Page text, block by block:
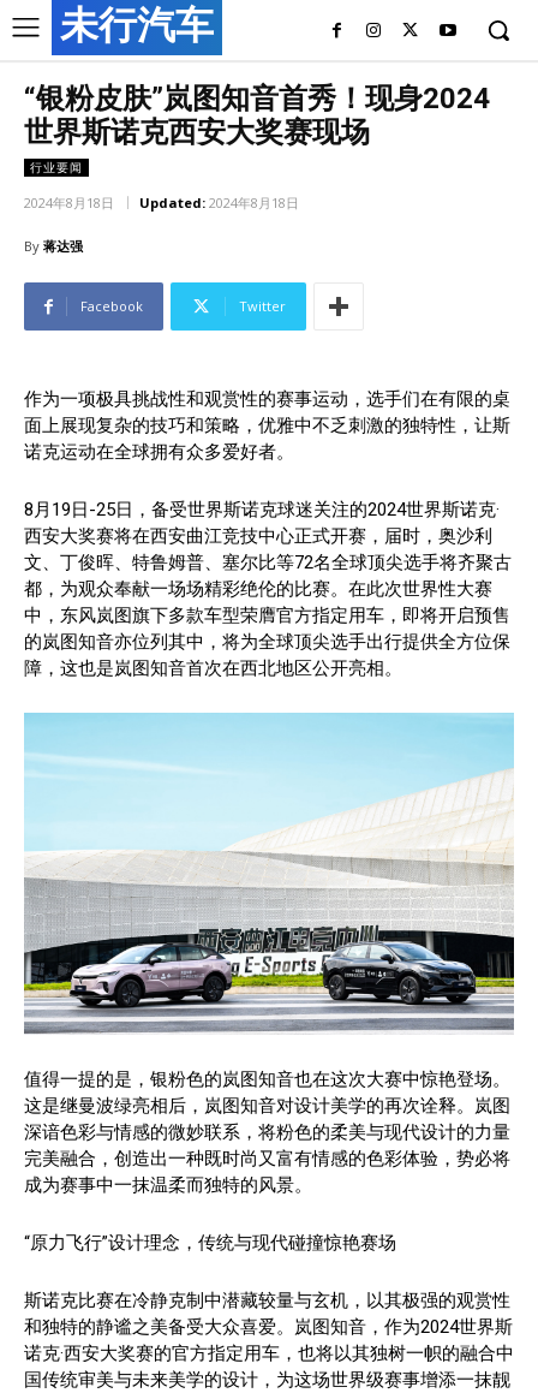
未行汽车
“银粉皮肤”岚图知音首秀！现身2024
世界斯诺克西安大奖赛现场
行业要闻
2024年8月18日 Updated: 2024年8月18日
By 蒋达强
Facebook Twitter
作为一项极具挑战性和观赏性的赛事运动，选手们在有限的桌
面上展现复杂的技巧和策略，优雅中不乏刺激的独特性，让斯
诺克运动在全球拥有众多爱好者。
8月19日-25日，备受世界斯诺克球迷关注的2024世界斯诺克·
西安大奖赛将在西安曲江竞技中心正式开赛，届时，奥沙利
文、丁俊晖、特鲁姆普、塞尔比等72名全球顶尖选手将齐聚古
都，为观众奉献一场场精彩绝伦的比赛。在此次世界性大赛
中，东风岚图旗下多款车型荣膺官方指定用车，即将开启预售
的岚图知音亦位列其中，将为全球顶尖选手出行提供全方位保
障，这也是岚图知音首次在西北地区公开亮相。
值得一提的是，银粉色的岚图知音也在这次大赛中惊艳登场。
这是继曼波绿亮相后，岚图知音对设计美学的再次诠释。岚图
深谙色彩与情感的微妙联系，将粉色的柔美与现代设计的力量
完美融合，创造出一种既时尚又富有情感的色彩体验，势必将
成为赛事中一抹温柔而独特的风景。
“原力飞行”设计理念，传统与现代碰撞惊艳赛场
斯诺克比赛在冷静克制中潜藏较量与玄机，以其极强的观赏性
和独特的静谧之美备受大众喜爱。岚图知音，作为2024世界斯
诺克·西安大奖赛的官方指定用车，也将以其独树一帜的融合中
国传统审美与未来美学的设计，为这场世界级赛事增添一抹靓